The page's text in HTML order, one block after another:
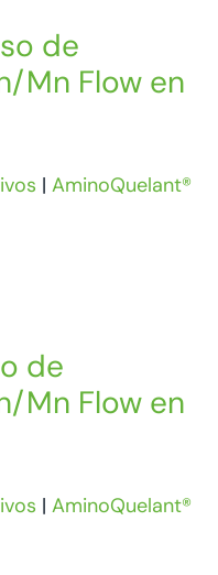
de
Mn Flow en
| AminoQuelant®
de
Mn Flow en
| AminoQuelant®